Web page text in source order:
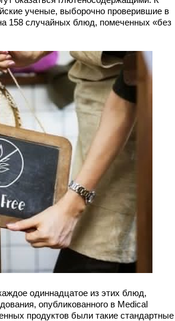
ученые, выборочно проверившие в
158 случайных блюд, помеченных «без
одиннадцатое из этих блюд,
опубликованного в Medical
продуктов были такие стандартные